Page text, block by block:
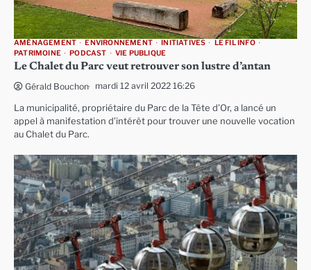
AMÉNAGEMENT ENVIRONNEMENT INITIATIVES
LE FIL INFO
PATRIMOINE
PODCAST VIE PUBLIQUE
Le Chalet du Parc veut retrouver son lustre d’antan
Gérald Bouchon mardi 12 avril 2022 16:26
La municipalité, propriétaire du Parc de la Tête d’Or, a lancé un
appel à manifestation d’intérêt pour trouver une nouvelle vocation
au Chalet du Parc.